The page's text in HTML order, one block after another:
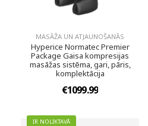
MASĀŽA UN ATJAUNOŠANĀS
Hyperice Normatec Premier
Package Gaisa kompresijas
masāžas sistēma, gari, pāris,
komplektācija
€1099.99
IR NOLIKTAVĀ